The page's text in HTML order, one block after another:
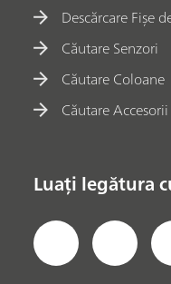
Descărcare Fișe
Căutare Senzori
Căutare Coloane
Căutare Accesorii
Luați legătura